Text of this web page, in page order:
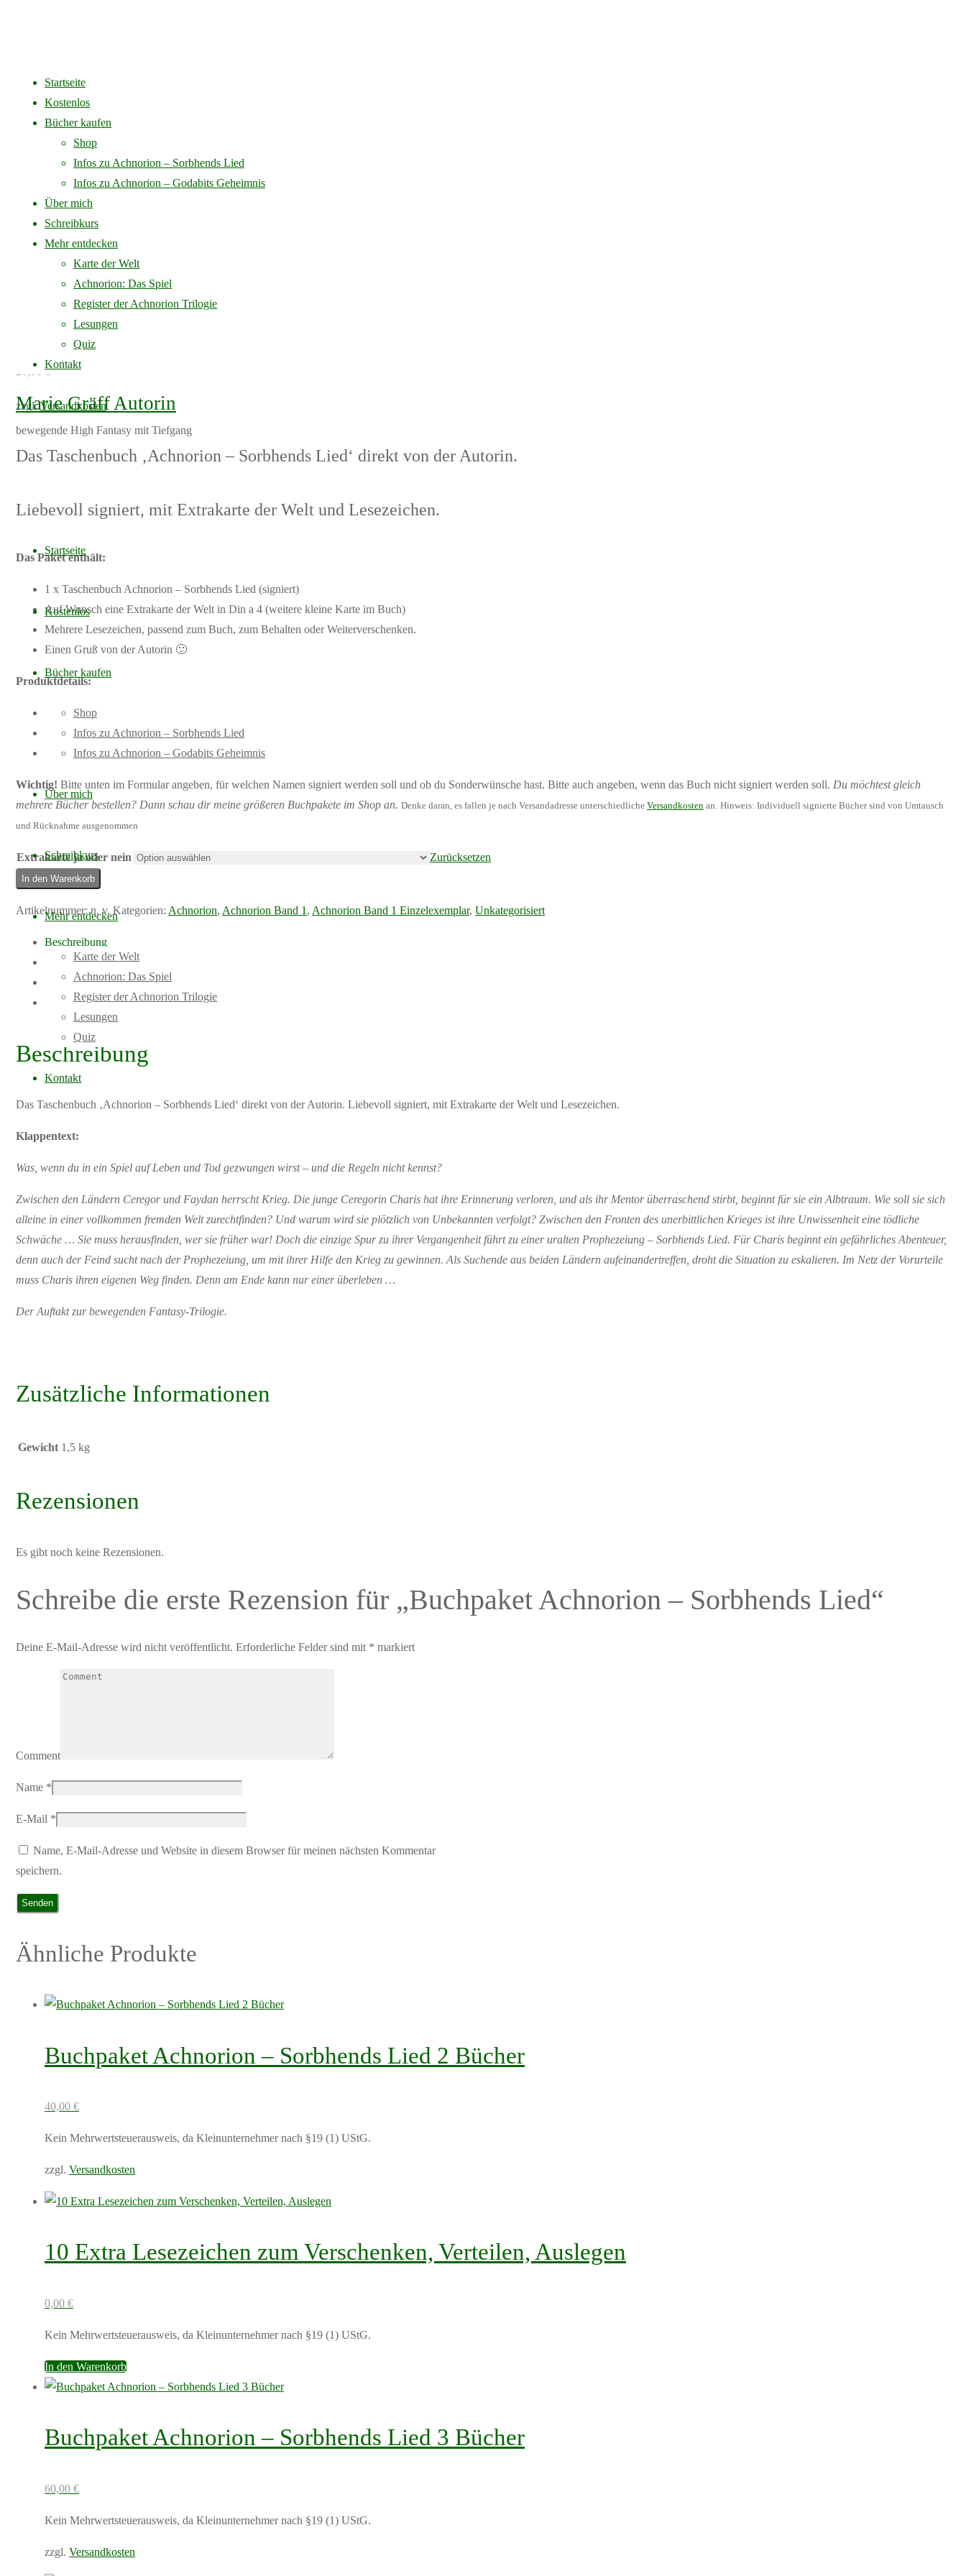
Startseite
Kostenlos
Bücher kaufen
Shop
Infos zu Achnorion – Sorbhends Lied
Infos zu Achnorion – Godabits Geheimnis
Über mich
Schreibkurs
Mehr entdecken
Karte der Welt
Achnorion: Das Spiel
Register der Achnorion Trilogie
Lesungen
Quiz
Kontakt
Marie Gräff Autorin
bewegende High Fantasy mit Tiefgang
Startseite
Kostenlos
Bücher kaufen
Shop
Infos zu Achnorion – Sorbhends Lied
Infos zu Achnorion – Godabits Geheimnis
Über mich
Schreibkurs
Mehr entdecken
Karte der Welt
Achnorion: Das Spiel
Register der Achnorion Trilogie
Lesungen
Quiz
Kontakt
AchnorionAchnorion Band 1 Einzelexemplar
Buchpaket Achnorion – Sorbhends Lied
€
zzgl.Versandkosten
Das Taschenbuch ‚Achnorion – Sorbhends Lied‘ direkt von der Autorin.
Liebevoll signiert, mit Extrakarte der Welt und Lesezeichen.
Das Paket enthält:
1 x Taschenbuch Achnorion – Sorbhends Lied (signiert)
Auf Wunsch eine Extrakarte der Welt in Din a 4 (weitere kleine Karte im Buch)
Mehrere Lesezeichen, passend zum Buch, zum Behalten oder Weiterverschenken.
Einen Gruß von der Autorin 🙂
Produktdetails:
Taschenbuch, 838 S.
Gewicht: ca. 950 g
Format: 20,3 x 14 cm
Wichtig! Bitte unten im Formular angeben, für welchen Namen signiert werden soll und ob du Sonderwünsche hast. Bitte auch angeben, wenn das Buch nicht signiert werden soll. Du möchtest gleich
mehrere Bücher bestellen? Dann schau dir meine größeren Buchpakete im Shop an. Denke daran, es fallen je nach Versandadresse unterschiedliche Versandkosten an. Hinweis: Individuell signierte Bücher sind von Umtausch
und Rücknahme ausgenommen
Extrakarte ja oder nein
Zurücksetzen
Buchpaket
–
Sorbhends
Lied
Menge
In den Warenkorb
Artikelnummer:n. v. Kategorien: Achnorion, Achnorion Band 1, Achnorion Band 1 Einzelexemplar, Unkategorisiert
Beschreibung
Zusätzliche Informationen
Produktsicherheit
Rezensionen (0)
Beschreibung
Das Taschenbuch ‚Achnorion – Sorbhends Lied‘ direkt von der Autorin. Liebevoll signiert, mit Extrakarte der Welt und Lesezeichen.
Klappentext:
Was, wenn du in ein Spiel auf Leben und Tod gezwungen wirst – und die Regeln nicht kennst?
Zwischen den Ländern Ceregor und Faydan herrscht Krieg. Die junge Ceregorin Charis hat ihre Erinnerung verloren, und als ihr Mentor überraschend stirbt, beginnt für sie ein Albtraum. Wie soll sie sich
alleine in einer vollkommen fremden Welt zurechtfinden? Und warum wird sie plötzlich von Unbekannten verfolgt? Zwischen den Fronten des unerbittlichen Krieges ist ihre Unwissenheit eine tödliche
Schwäche … Sie muss herausfinden, wer sie früher war! Doch die einzige Spur zu ihrer Vergangenheit führt zu einer uralten Prophezeiung – Sorbhends Lied. Für Charis beginnt ein gefährliches Abenteuer,
denn auch der Feind sucht nach der Prophezeiung, um mit ihrer Hilfe den Krieg zu gewinnen. Als Suchende aus beiden Ländern aufeinandertreffen, droht die Situation zu eskalieren. Im Netz der Vorurteile
muss Charis ihren eigenen Weg finden. Denn am Ende kann nur einer überleben …
Der Auftakt zur bewegenden Fantasy-Trilogie.
Zusätzliche Informationen
Gewicht 1,5 kg
Rezensionen
Es gibt noch keine Rezensionen.
Schreibe die erste Rezension für „Buchpaket Achnorion – Sorbhends Lied“
Deine E-Mail-Adresse wird nicht veröffentlicht. Erforderliche Felder sind mit * markiert
Comment
Name *
E-Mail *
Name, E-Mail-Adresse und Website in diesem Browser für meinen nächsten Kommentar
speichern.
Ähnliche Produkte
Buchpaket Achnorion – Sorbhends Lied 2 Bücher
40,00 €
Kein Mehrwertsteuerausweis, da Kleinunternehmer nach §19 (1) UStG.
zzgl. Versandkosten
Dieses
mehrere
auf.
Optionen
können
auf
gewählt
10 Extra Lesezeichen zum Verschenken, Verteilen, Auslegen
0,00 €
Kein Mehrwertsteuerausweis, da Kleinunternehmer nach §19 (1) UStG.
In den Warenkorb
Buchpaket Achnorion – Sorbhends Lied 3 Bücher
60,00 €
Kein Mehrwertsteuerausweis, da Kleinunternehmer nach §19 (1) UStG.
zzgl. Versandkosten